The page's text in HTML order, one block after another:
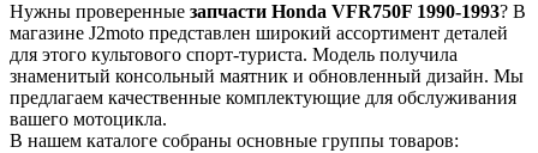
Нужны проверенные запчасти Honda VFR750F 1990-1993? В
магазине J2moto представлен широкий ассортимент деталей
для этого культового спорт-туриста. Модель получила
знаменитый консольный маятник и обновленный дизайн. Мы
предлагаем качественные комплектующие для обслуживания
вашего мотоцикла.
В нашем каталоге собраны основные группы товаров: